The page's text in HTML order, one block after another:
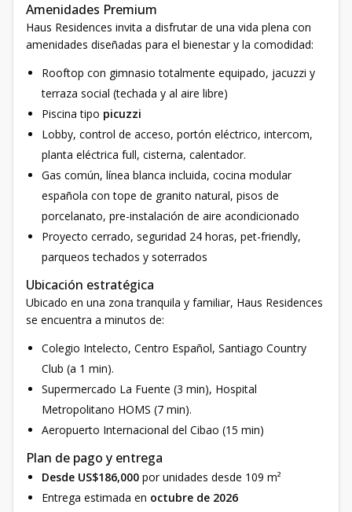
Amenidades Premium
Haus Residences invita a disfrutar de una vida plena con
amenidades diseñadas para el bienestar y la comodidad:
Rooftop con gimnasio totalmente equipado, jacuzzi y
terraza social (techada y al aire libre)
Piscina tipo picuzzi
Lobby, control de acceso, portón eléctrico, intercom,
planta eléctrica full, cisterna, calentador.
Gas común, línea blanca incluida, cocina modular
española con tope de granito natural, pisos de
porcelanato, pre-instalación de aire acondicionado
Proyecto cerrado, seguridad 24 horas, pet-friendly,
parqueos techados y soterrados
Ubicación estratégica
Ubicado en una zona tranquila y familiar, Haus Residences
se encuentra a minutos de:
Colegio Intelecto, Centro Español, Santiago Country
Club (a 1 min).
Supermercado La Fuente (3 min), Hospital
Metropolitano HOMS (7 min).
Aeropuerto Internacional del Cibao (15 min)
Plan de pago y entrega
Desde US$186,000 por unidades desde 109 m²
Entrega estimada en octubre de 2026